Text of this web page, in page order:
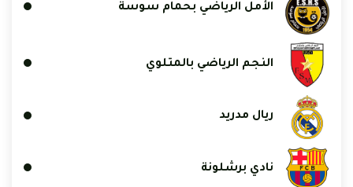
الأمل الرياضي بحمام سوسة
النجم الرياضي بالمتلوي
ريال مدريد
نادي برشلونة